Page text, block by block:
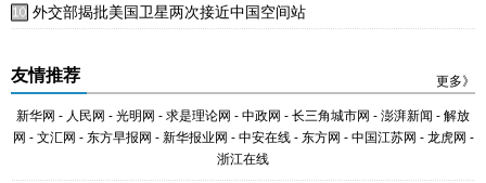
外交部揭批美国卫星两次接近中国空间站
友情推荐 更多》
新华网 - 人民网 -光明网 -求是理论网 -中政网 -长三角城市网 -澎湃新闻 -解放
网 -文汇网 -东方早报网 -新华报业网 -中安在线-东方网 -中国江苏网 -龙虎网 -
浙江在线